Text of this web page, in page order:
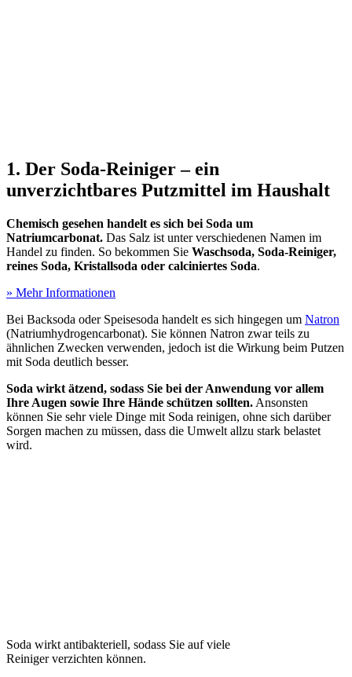
1. Der Soda-Reiniger – ein
unverzichtbares Putzmittel im Haushalt
Chemisch gesehen handelt es sich bei Soda um
Natriumcarbonat. Das Salz ist unter verschiedenen Namen im
Handel zu finden. So bekommen Sie Waschsoda, Soda-Reiniger,
reines Soda, Kristallsoda oder calciniertes Soda.
» Mehr Informationen
Bei Backsoda oder Speisesoda handelt es sich hingegen um Natron
(Natriumhydrogencarbonat). Sie können Natron zwar teils zu
ähnlichen Zwecken verwenden, jedoch ist die Wirkung beim Putzen
mit Soda deutlich besser.
Soda wirkt ätzend, sodass Sie bei der Anwendung vor allem
Ihre Augen sowie Ihre Hände schützen sollten. Ansonsten
können Sie sehr viele Dinge mit Soda reinigen, ohne sich darüber
Sorgen machen zu müssen, dass die Umwelt allzu stark belastet
wird.
Soda wirkt antibakteriell, sodass Sie auf viele
Reiniger verzichten können.